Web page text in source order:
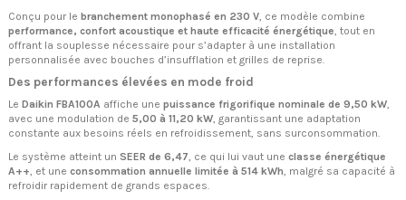
Conçu pour le branchement monophasé en 230 V , ce modèle combine
performance, confort acoustique et haute efficacité énergétique , tout en
offrant la souplesse nécessaire pour s’adapter à une installation
personnalisée avec bouches d’insufflation et grilles de reprise.
Des performances élevées en mode froid
Le Daikin FBA100A affiche une puissance frigorifique nominale de 9,50 kW,
avec une modulation de 5,00 à 11,20 kW, garantissant une adaptation
constante aux besoins réels en refroidissement, sans surconsommation.
Le système atteint un SEER de 6,47 , ce qui lui vaut une classe énergétique
A++ , et une consommation annuelle limitée à 514 kWh , malgré sa capacité à
refroidir rapidement de grands espaces.